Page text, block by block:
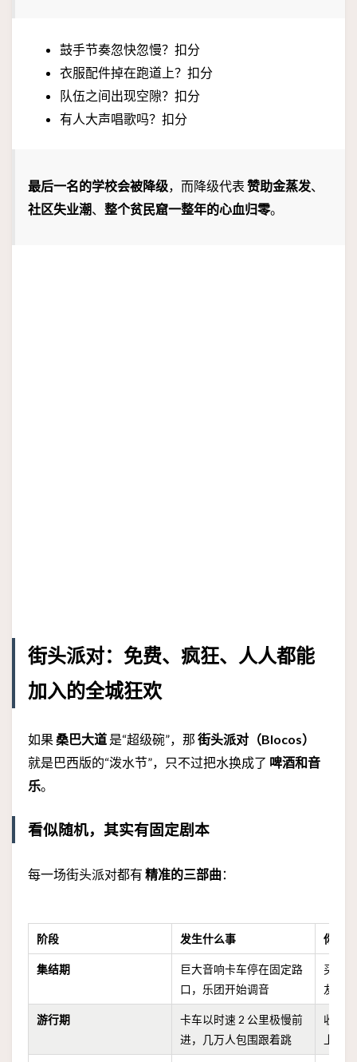
鼓手节奏忽快忽慢？扣分
衣服配件掉在跑道上？扣分
队伍之间出现空隙？扣分
有人大声唱歌吗？扣分
最后一名的学校会被降级，而降级代表 赞助金蒸发、
社区失业潮、 整个贫民窟一整年的心血归零。
街头派对：免费、疯狂、人人都能
加入的全城狂欢
如果 桑巴大道 是“超级碗”，那 街头派对（Blocos）
就是巴西版的“泼水节”，只不过把水换成了 啤酒和音
乐。
看似随机，其实有固定剧本
每一场街头派对都有 精准的三部曲：
阶段 发生什么事 你该
集结期
巨大音响卡车停在固定路
口，乐团开始调音
买杯
友集合
游行期
卡车以时速 2 公里极慢前
进，几万人包围跟着跳
收起
上下